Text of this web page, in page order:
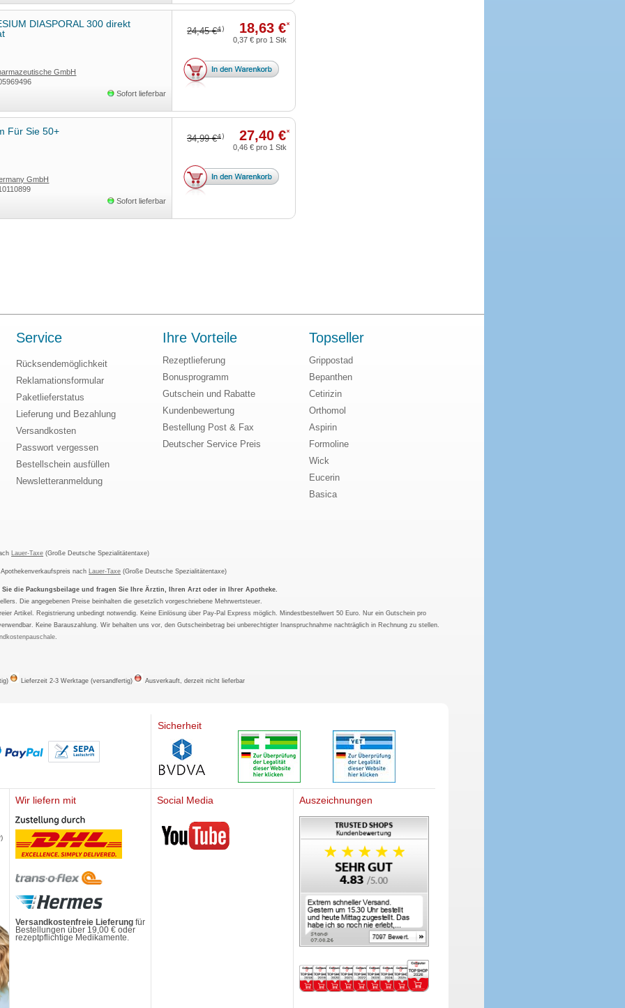
DIASPORAL 300 direkt
GmbH
Sofort lieferbar
24,45 €4) 18,63 €*
0,37 € pro 1 Stk
Für Sie 50+
GmbH
Sofort lieferbar
34,99 €4) 27,40 €*
0,46 € pro 1 Stk
Service
Rücksendemöglichkeit
Reklamationsformular
Paketlieferstatus
Lieferung und Bezahlung
Versandkosten
Passwort vergessen
Bestellschein ausfüllen
Newsletteranmeldung
Ihre Vorteile
Rezeptlieferung
Bonusprogramm
Gutschein und Rabatte
Kundenbewertung
Bestellung Post & Fax
Deutscher Service Preis
Topseller
Grippostad
Bepanthen
Cetirizin
Orthomol
Aspirin
Formoline
Wick
Eucerin
Basica
Lauer-Taxe (Große Deutsche Spezialitätentaxe)
nach Lauer-Taxe (Große Deutsche Spezialitätentaxe)
die Packungsbeilage und fragen Sie Ihre Ärztin, Ihren Arzt oder in Ihrer Apotheke.
Die angegebenen Preise beinhalten die gesetzlich vorgeschriebene Mehrwertsteuer.
Artikel. Registrierung unbedingt notwendig. Keine Einlösung über Pay-Pal Express möglich. Mindestbestellwert 50 Euro. Nur ein Gutschein pro
Keine Barauszahlung. Wir behalten uns vor, den Gutscheinbetrag bei unberechtigter Inanspruchnahme nachträglich in Rechnung zu stellen.
.
Lieferzeit 2-3 Werktage (versandfertig) Ausverkauft, derzeit nicht lieferbar
Sicherheit
Wir liefern mit
Versandkostenfreie Lieferungfür
Bestellungen über 19,00 € oder
rezeptpflichtige Medikamente.
Social Media
Mediherz
Auszeichnungen